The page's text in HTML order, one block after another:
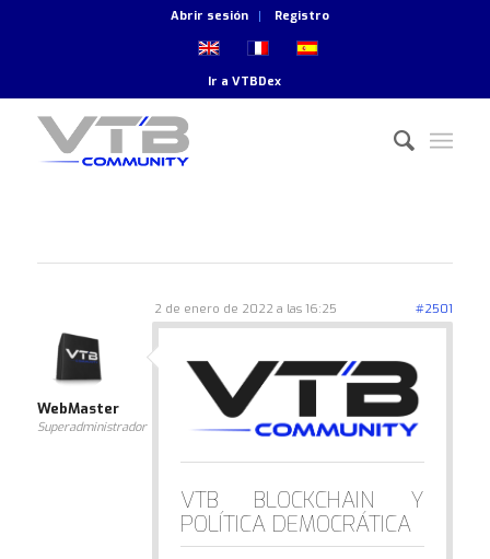
Abrir sesión Registro
Ir aVTBDex
2 de enero de 2022 a las 16:25 #2501
WebMaster
Superadministrador
VTB BLOCKCHAIN Y
POLÍTICA DEMOCRÁTICA